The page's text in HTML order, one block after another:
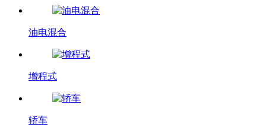
油电混合
增程式
轿车